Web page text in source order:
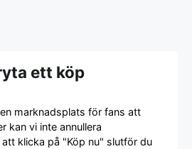
ett köp
marknadsplats för fans att
kan vi inte annullera
att klicka på "Köp nu" slutför du